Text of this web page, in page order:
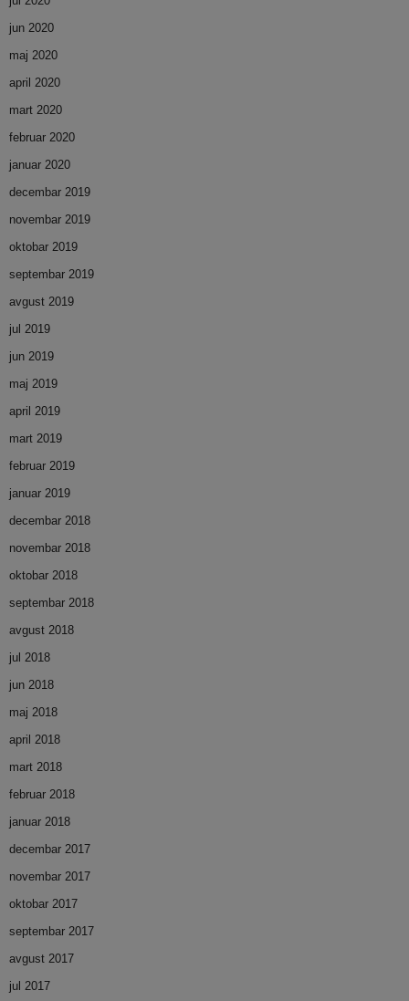
jun 2020
maj 2020
april 2020
mart 2020
februar 2020
januar 2020
decembar 2019
novembar 2019
oktobar 2019
septembar 2019
avgust 2019
jul 2019
jun 2019
maj 2019
april 2019
mart 2019
februar 2019
januar 2019
decembar 2018
novembar 2018
oktobar 2018
septembar 2018
avgust 2018
jul 2018
jun 2018
maj 2018
april 2018
mart 2018
februar 2018
januar 2018
decembar 2017
novembar 2017
oktobar 2017
septembar 2017
avgust 2017
jul 2017